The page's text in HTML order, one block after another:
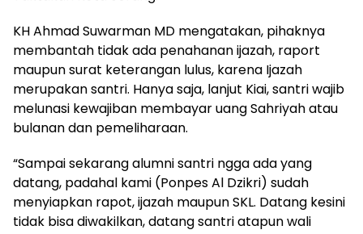
KH Ahmad Suwarman MD mengatakan, pihaknya
membantah tidak ada penahanan ijazah, raport
maupun surat keterangan lulus, karena Ijazah
merupakan santri. Hanya saja, lanjut Kiai, santri wajib
melunasi kewajiban membayar uang Sahriyah atau
bulanan dan pemeliharaan.
“Sampai sekarang alumni santri ngga ada yang
datang, padahal kami (Ponpes Al Dzikri) sudah
menyiapkan rapot, ijazah maupun SKL. Datang kesini
tidak bisa diwakilkan, datang santri atapun wali